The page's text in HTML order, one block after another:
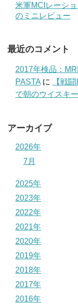
米軍MCIレーシ
のミニレビュー
最近のコメント
2017年検品：
PASTA に
【戦
で朝のウイスキ
アーカイブ
2026年
7月
2025年
2023年
2022年
2021年
2020年
2019年
2018年
2017年
2016年